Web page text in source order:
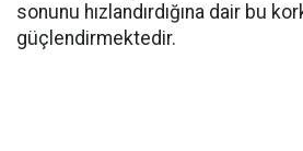
sonunu hızlandırdığına dair bu
güçlendirmektedir.